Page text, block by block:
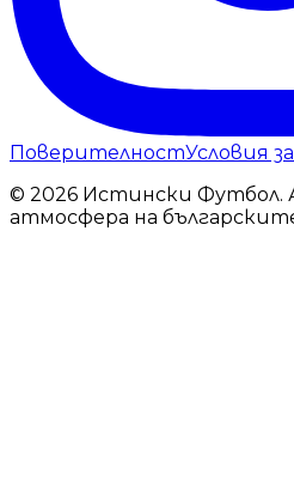
ПоверителностУсловия
© 2026 Истински
атмосфера на